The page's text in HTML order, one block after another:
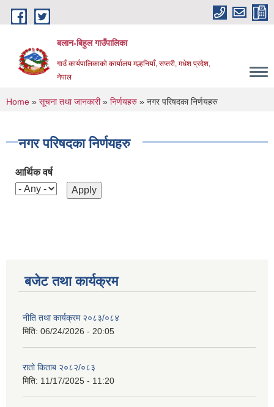
Skip to main content
बलान-बिहुल गाउँपालिका
गाउँ कार्यपालिकाको कार्यालय मल्हनियाँ, सप्तरी, मधेश प्रदेश,
नेपाल
You are here
Home » सूचना तथा जानकारी» निर्णयहरु » नगर परिषदका निर्णयहरु
नगर परिषदका निर्णयहरु
आर्थिक वर्ष
बजेट तथा कार्यक्रम
नीति तथा कार्यक्रम २०८३/०८४
मिति: 06/24/2026 - 20:05
रातो किताब २०८२/०८३
मिति: 11/17/2025 - 11:20